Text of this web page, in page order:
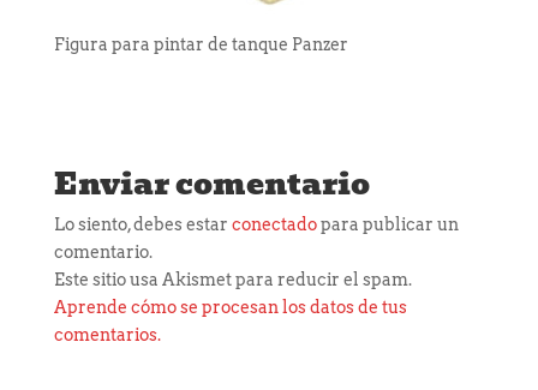
Figura para pintar de tanque Panzer
Enviar comentario
Lo siento, debes estar conectadopara publicar un
comentario.
Este sitio usa Akismet para reducir el spam.
Aprende cómo se procesan los datos de tus
comentarios.